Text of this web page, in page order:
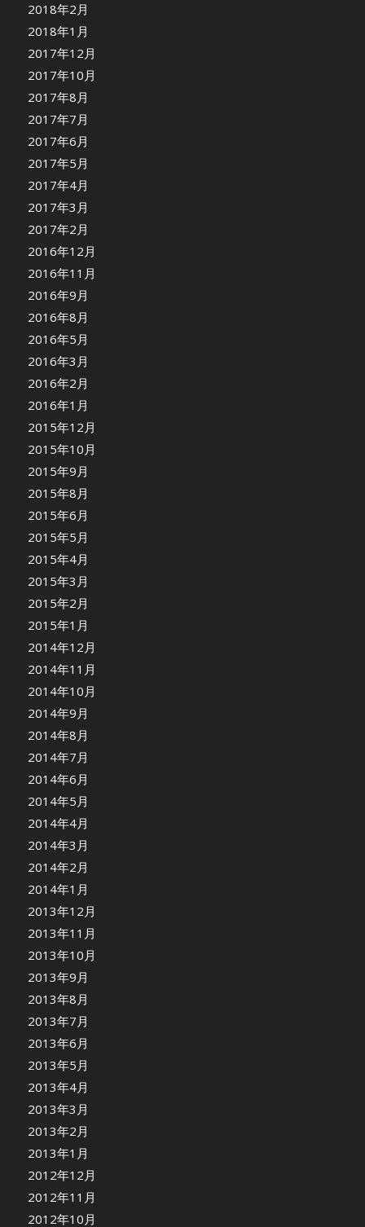
2018年2月
2018年1月
2017年12月
2017年10月
2017年8月
2017年7月
2017年6月
2017年5月
2017年4月
2017年3月
2017年2月
2016年12月
2016年11月
2016年9月
2016年8月
2016年5月
2016年3月
2016年2月
2016年1月
2015年12月
2015年10月
2015年9月
2015年8月
2015年6月
2015年5月
2015年4月
2015年3月
2015年2月
2015年1月
2014年12月
2014年11月
2014年10月
2014年9月
2014年8月
2014年7月
2014年6月
2014年5月
2014年4月
2014年3月
2014年2月
2014年1月
2013年12月
2013年11月
2013年10月
2013年9月
2013年8月
2013年7月
2013年6月
2013年5月
2013年4月
2013年3月
2013年2月
2013年1月
2012年12月
2012年11月
2012年10月